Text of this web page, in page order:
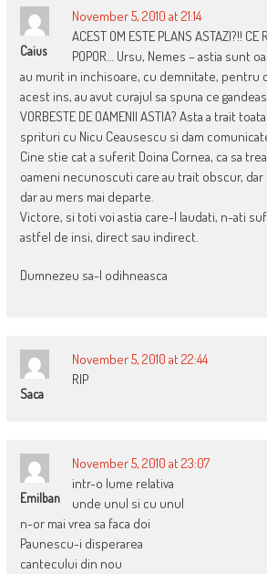
Caius
November 5, 2010 at 21:14
ACEST OM ESTE PLANS ASTAZI?!! CE
POPOR… Ursu, Nemes – astia sunt
au murit in inchisoare, cu demnitate, pentru
acest ins, au avut curajul sa spuna ce
VORBESTE DE OAMENII ASTIA? Asta a trait
sprituri cu Nicu Ceausescu si dam
Cine stie cat a suferit Doina Cornea, ca sa
oameni necunoscuti care au trait obscur,
dar au mers mai departe.
Victore, si toti voi astia care-l laudati, n-ati
astfel de insi, direct sau indirect.
Dumnezeu sa-l odihneasca
Saca
November 5, 2010 at 22:44
RIP
Emilban
November 5, 2010 at 23:07
intr-o lume relativa
unde unul si cu unul
n-or mai vrea sa faca doi
Paunescu-i disperarea
cantecului din nou